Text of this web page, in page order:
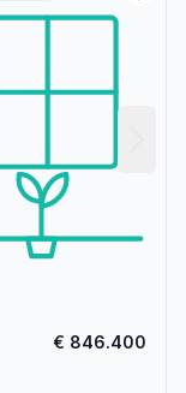
€ 846.400